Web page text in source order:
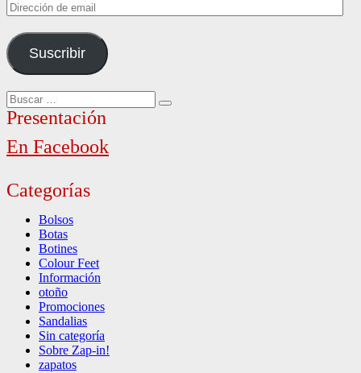
Dirección
email
Suscribir
Buscar
por:
Buscar
Presentación
En Facebook
Categorías
Bolsos
Botas
Botines
Colour Feet
Información
otoño
Promociones
Sandalias
Sin categoría
Sobre Zap-in!
zapatos